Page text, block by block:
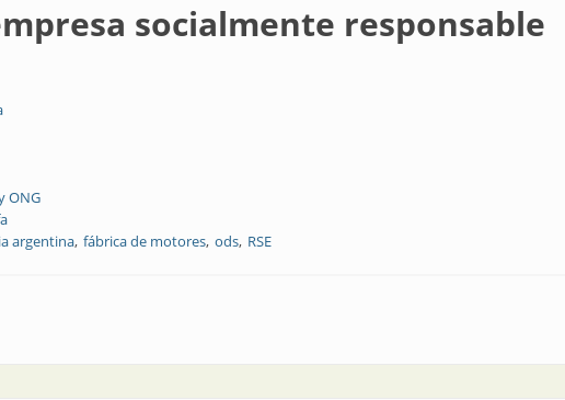
socialmente responsable
ONG
argentina fábrica de motores ods RSE
socialmente responsable